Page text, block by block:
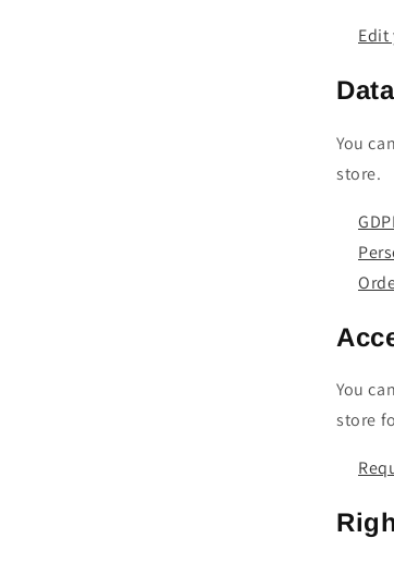
You
store.
You
store